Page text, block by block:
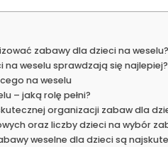
zabawy dla dzieci na weselu?
weselu sprawdzają się najlepiej?
na weselu
– jaką rolę pełni?
organizacji zabaw dla
oraz liczby dzieci na wybór
weselne dla dzieci są